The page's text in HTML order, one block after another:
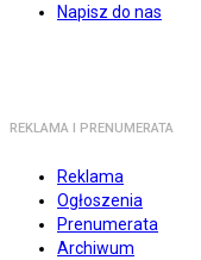
Napisz do nas
REKLAMA I PRENUMERATA
Reklama
Ogłoszenia
Prenumerata
Archiwum